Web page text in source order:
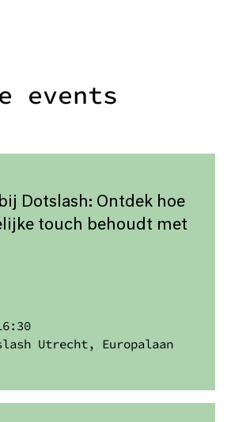
events
Dotslash: Ontdek hoe
touch behoudt met
Utrecht, Europalaan